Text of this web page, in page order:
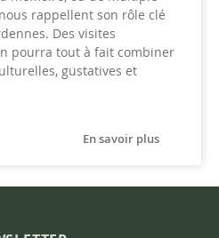
rappellent son rôle clé
Des visites
pourra tout à fait combiner
gustatives et
En savoir plus